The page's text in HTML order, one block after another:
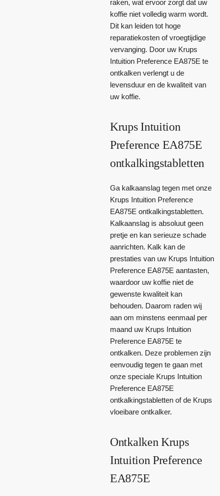
raken, wat ervoor zorgt dat uw
koffie niet volledig warm wordt.
Dit kan leiden tot hoge
reparatiekosten of vroegtijdige
vervanging. Door uw Krups
Intuition Preference EA875E te
ontkalken verlengt u de
levensduur en de kwaliteit van
uw koffie.
Krups Intuition
Preference EA875E
ontkalkingstabletten
Ga kalkaanslag tegen met onze
Krups Intuition Preference
EA875E ontkalkingstabletten.
Kalkaanslag is absoluut geen
pretje en kan serieuze schade
aanrichten. Kalk kan de
prestaties van uw Krups Intuition
Preference EA875E aantasten,
waardoor uw koffie niet de
gewenste kwaliteit kan
behouden. Daarom raden wij
aan om minstens eenmaal per
maand uw Krups Intuition
Preference EA875E te
ontkalken. Deze problemen zijn
eenvoudig tegen te gaan met
onze speciale Krups Intuition
Preference EA875E
ontkalkingstabletten of de Krups
vloeibare ontkalker.
Ontkalken Krups
Intuition Preference
EA875E